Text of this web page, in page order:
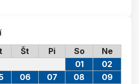
Št Pi So Ne
01
02
06 07 08
09